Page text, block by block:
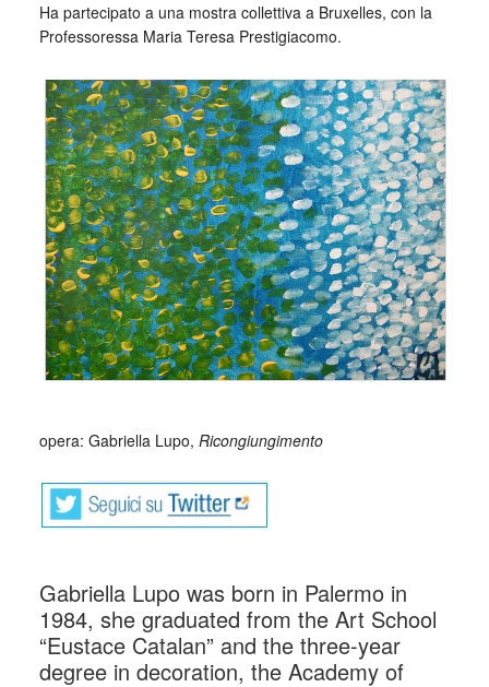
Ha partecipato a una mostra collettiva a Bruxelles, con la
Professoressa Maria Teresa Prestigiacomo.
opera: Gabriella Lupo, Ricongiungimento
Gabriella Lupo was born in Palermo in
1984, she graduated from the Art School
“Eustace Catalan” and the three-year
degree in decoration, the Academy of